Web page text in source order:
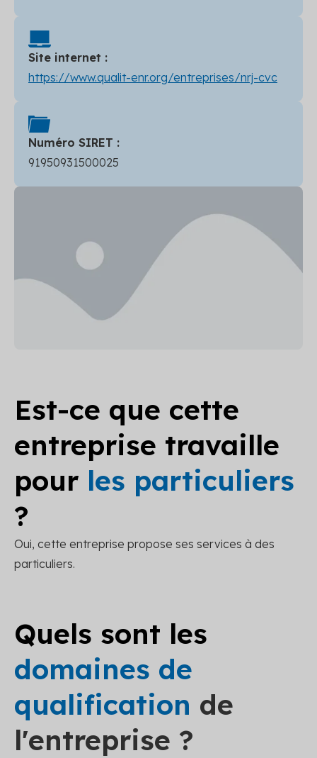
Site internet :
https://www.qualit-enr.org/entreprises/nrj-cvc
Numéro SIRET :
91950931500025
Est-ce que cette
entreprise travaille
pour les particuliers
?
Oui, cette entreprise propose ses services à des
particuliers.
Quels sont les
domaines de
qualification de
l'entreprise ?